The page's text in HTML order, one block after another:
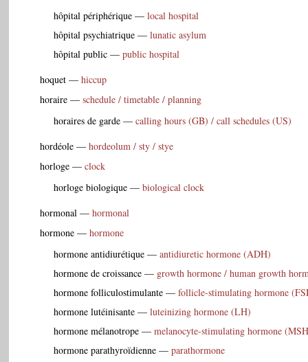
hôpital périphérique — local hospital
hôpital psychiatrique — lunatic asylum
hôpital public — public hospital
hoquet — hiccup
horaire — schedule / timetable / planning
horaires de garde — calling hours (GB) / call schedules (US)
hordéole — hordeolum / sty / stye
horloge — clock
horloge biologique — biological clock
hormonal — hormonal
hormone — hormone
hormone antidiurétique — antidiuretic hormone (ADH)
hormone de croissance — growth hormone / human growth
hormone folliculostimulante — follicle-stimulating hormone
hormone lutéinisante — luteinizing hormone (LH)
hormone mélanotrope — melanocyte-stimulating hormone
hormone parathyroïdienne — parathormone